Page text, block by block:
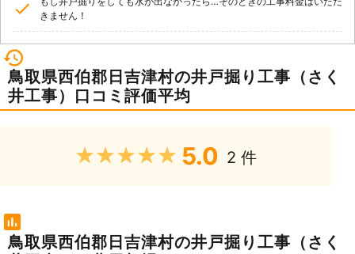
きません！
鳥取県西伯郡日吉津村の井戸掘り工事（さく
井工事）口コミ評価平均
★★★★★ 5.0 2 件
鳥取県西伯郡日吉津村の井戸掘り工事（さく